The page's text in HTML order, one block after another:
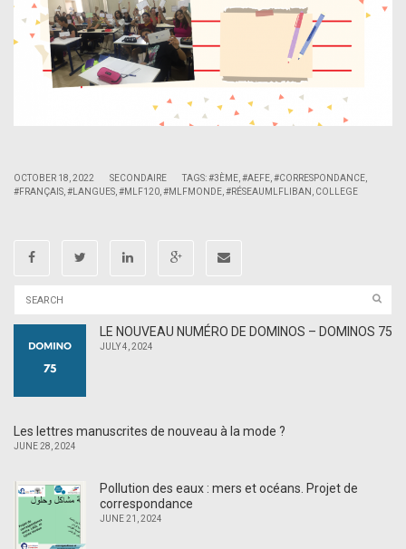
OCTOBER 18, 2022 SECONDAIRE TAGS:#3ÈME,#AEFE,#CORRESPONDANCE,
#FRANÇAIS,#LANGUES,#MLF120,#MLFMONDE,#RÉSEAUMLFLIBAN , COLLEGE
LE NOUVEAU NUMÉRO DE DOMINOS – DOMINOS 75
JULY 4, 2024
Les lettres manuscrites de nouveau à la mode ?
JUNE 28, 2024
Pollution des eaux : mers et océans. Projet de
correspondance
JUNE 21, 2024